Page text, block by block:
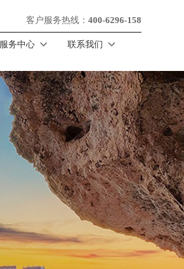
客户服务热线： 400-6296-158
服务中心 联系我们